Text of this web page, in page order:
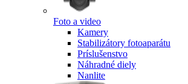
Foto a video
Kamery
Stabilizátory fotoaparátu
Príslušenstvo
Náhradné diely
Nanlite